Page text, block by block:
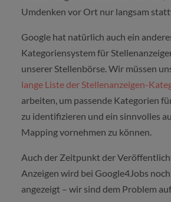
Umdenken vor Ort nur langsam
Google hat natürlich auch ein
Kategoriensystem für
unserer Stellenbörse. Wir müssen
lange Liste der Stellenanzeigen-
arbeiten, um passende Kategorien
zu identifizieren und ein sinnvolles
Mapping vornehmen zu können.
Auch der Zeitpunkt der
Anzeigen wird bei Google4Jobs
angezeigt – wir sind dem Problem